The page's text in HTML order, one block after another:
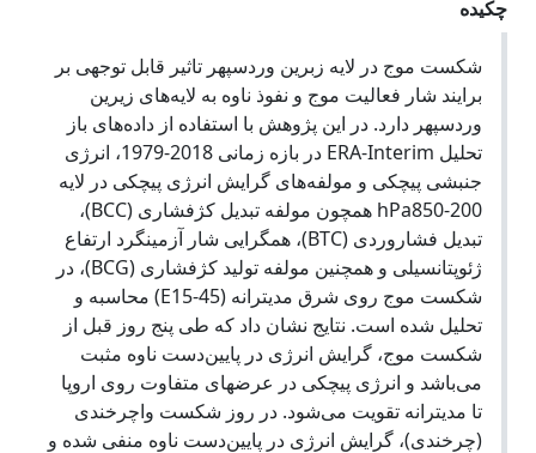
چکیده
شکست موج در لایه زبرین وردسپهر تاثیر قابل توجهی بر
برایند شار فعالیت موج و نفوذ ناوه به لایه‌های زیرین
وردسپهر دارد. در این پژوهش با استفاده از داده‌های باز
تحلیل ERA-Interim در بازه زمانی 2018-1979، انرژی
جنبشی پیچکی و مولفه‌های گرایش انرژی پیچکی در لایه
hPa850-200 همچون مولفه تبدیل کژفشاری (BCC)،
تبدیل فشاروردی (BTC)، همگرایی شار آزمینگرد ارتفاع
ژئوپتانسیلی و همچنین مولفه تولید کژفشاری (BCG)، در
شکست موج روی شرق مدیترانه (E15-45) محاسبه و
تحلیل شده است. نتایج نشان داد که طی پنج روز قبل از
شکست موج، گرایش انرژی در پایین‌دست ناوه مثبت
می‌باشد و انرژی پیچکی در عرضهای متفاوت روی اروپا
تا مدیترانه تقویت می‌شود. در روز شکست واچرخندی
(چرخندی)، گرایش انرژی در پایین‌دست ناوه منفی شده و